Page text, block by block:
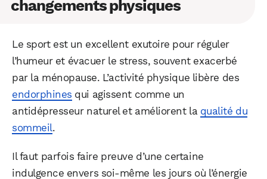
changements physiques
Le sport est un excellent exutoire pour réguler
l’humeur et évacuer le stress, souvent exacerbé
par la ménopause. L’activité physique libère des
endorphines qui agissent comme un
antidépresseur naturel et améliorent la qualité du
sommeil.
Il faut parfois faire preuve d’une certaine
indulgence envers soi-même les jours où l’énergie